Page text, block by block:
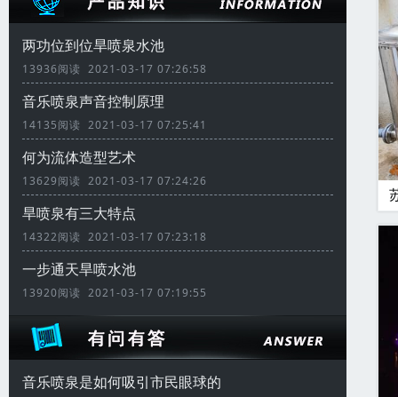
两功位到位旱喷泉水池
13936阅读 2021-03-17 07:26:58
音乐喷泉声音控制原理
14135阅读 2021-03-17 07:25:41
何为流体造型艺术
13629阅读 2021-03-17 07:24:26
旱喷泉有三大特点
14322阅读 2021-03-17 07:23:18
一步通天旱喷水池
13920阅读 2021-03-17 07:19:55
音乐喷泉是如何吸引市民眼球的